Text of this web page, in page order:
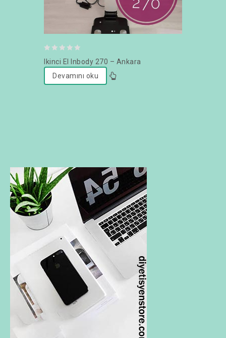
out
of
Ikinci El Inbody 270 – Ankara
Devamını oku